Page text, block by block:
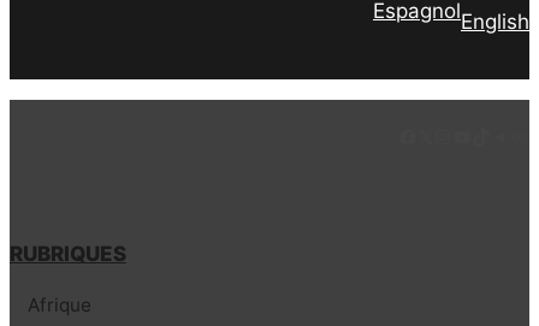
EspagnolEnglish
RUBRIQUES
Afrique